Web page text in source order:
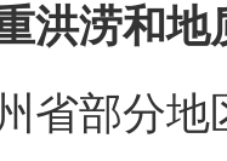
洪涝和
部分地
题” 法